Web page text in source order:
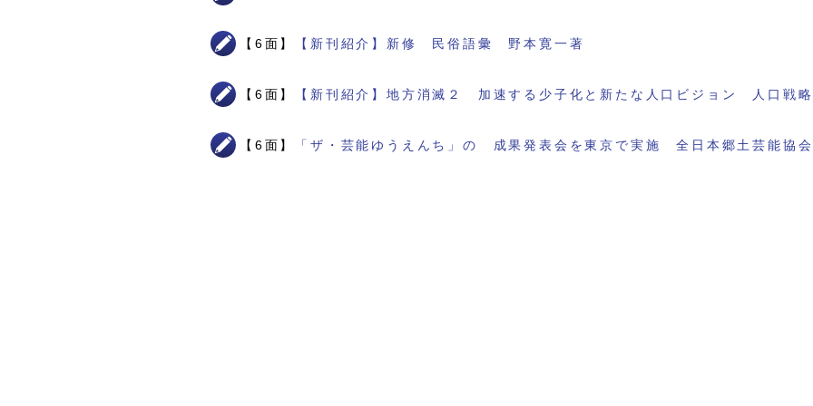
【6面】 【新刊紹介】新修 民俗語彙 野本寛一著
【6面】 【新刊紹介】地方消滅２ 加速する少子化と新たな人口ビジョン 人口戦
【6面】 「ザ・芸能ゆうえんち」の 成果発表会を東京で実施 全日本郷土芸能協会